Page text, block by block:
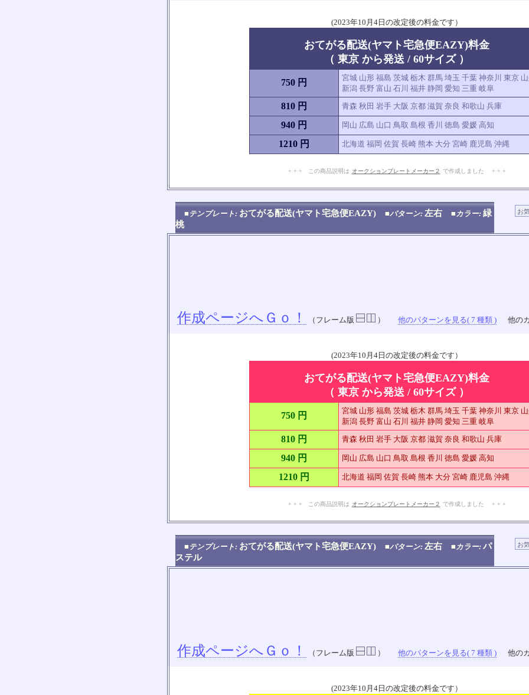
(2023年10月4日の改定後の料金です）
おてがる配送(ヤマト宅急便EAZY)料金
（ 東京 から発送 / 60サイズ ）
750 円
宮城 山形 福島 茨城 栃木 群馬 埼玉 千葉 神奈川 東京
新潟 長野 富山 石川 福井 静岡 愛知 三重 岐阜
810 円 青森 秋田 岩手 大阪 京都 滋賀 奈良 和歌山 兵庫
940 円 岡山 広島 山口 鳥取 島根 香川 徳島 愛媛 高知
1210 円 北海道 福岡 佐賀 長崎 熊本 大分 宮崎 鹿児島 沖縄
+ + + この商品説明は オークションプレートメーカー２ で作成しました + + +
■テンプレート: おてがる配送(ヤマト宅急便EAZY) ■パターン: 左右 ■カラー: 緑
桃
作成ページへＧｏ！ （フレーム版 ） 他のパターンを見る( 7 種類 ) 他の
(2023年10月4日の改定後の料金です）
おてがる配送(ヤマト宅急便EAZY)料金
（ 東京 から発送 / 60サイズ ）
750 円
宮城 山形 福島 茨城 栃木 群馬 埼玉 千葉 神奈川 東京
新潟 長野 富山 石川 福井 静岡 愛知 三重 岐阜
810 円 青森 秋田 岩手 大阪 京都 滋賀 奈良 和歌山 兵庫
940 円 岡山 広島 山口 鳥取 島根 香川 徳島 愛媛 高知
1210 円 北海道 福岡 佐賀 長崎 熊本 大分 宮崎 鹿児島 沖縄
+ + + この商品説明は オークションプレートメーカー２ で作成しました + + +
■テンプレート: おてがる配送(ヤマト宅急便EAZY) ■パターン: 左右 ■カラー: パ
ステル
作成ページへＧｏ！ （フレーム版 ） 他のパターンを見る( 7 種類 ) 他の
(2023年10月4日の改定後の料金です）